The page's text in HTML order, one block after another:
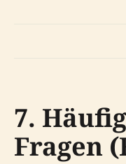
7.
Fragen